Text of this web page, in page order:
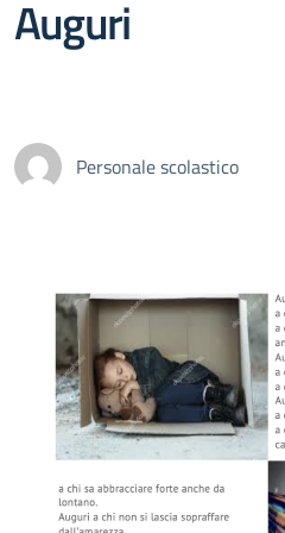
Auguri
Personale scolastico